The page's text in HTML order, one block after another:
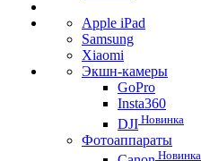
Apple iPad
Samsung
Xiaomi
Экшн-камеры
GoPro
Insta360
DJI Новинка
Фотоаппараты
Новинка